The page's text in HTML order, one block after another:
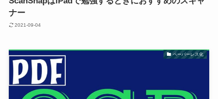
ナー
2021-09-04
ペーパーレス化